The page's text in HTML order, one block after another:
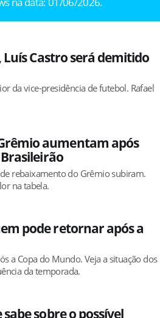
Luís Castro será demitido
da vice-presidência de futebol. Rafael
aumentam após
rebaixamento do Grêmio subiram.
na tabela.
pode retornar após a
a Copa do Mundo. Veja a situação dos
da temporada.
sobre o possível